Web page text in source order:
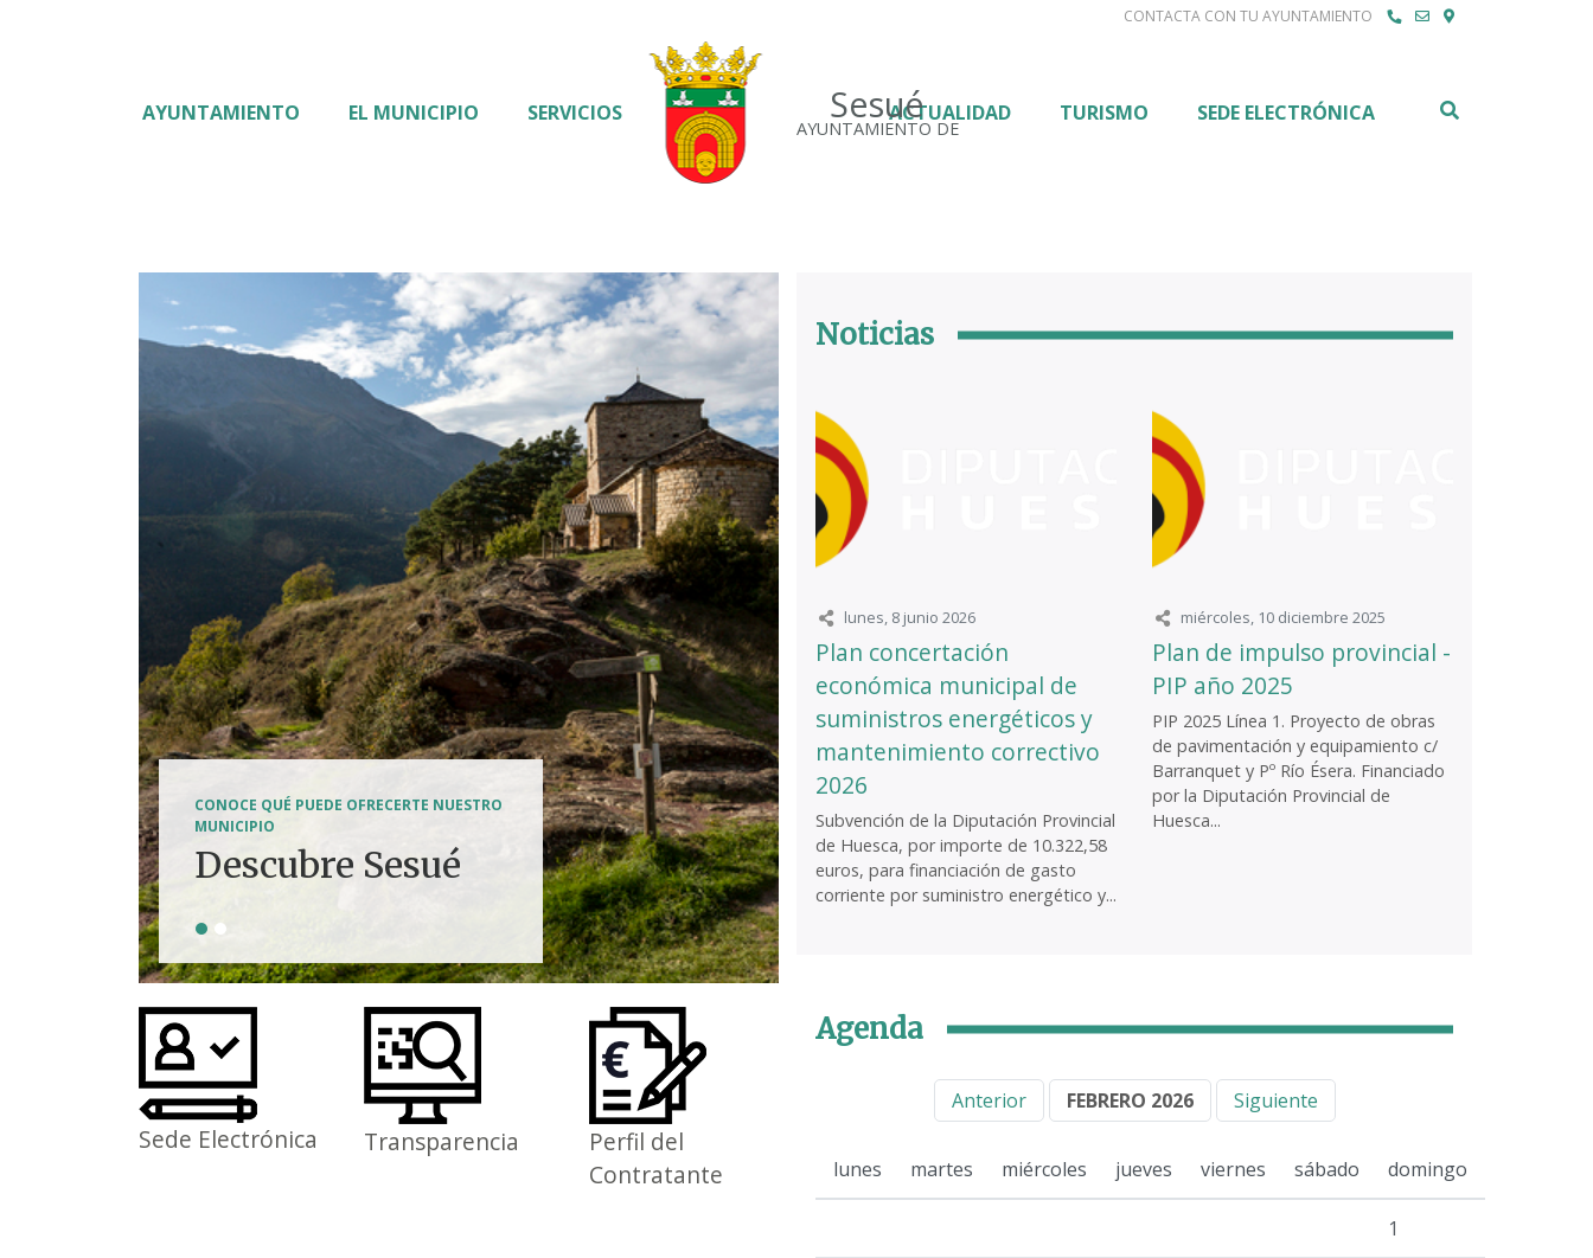
CONTACTA CON TU AYUNTAMIENTO
Sesué
AYUNTAMIENTO DE
AYUNTAMIENTO EL MUNICIPIO SERVICIOS ACTUALIDAD TURISMO SEDE ELECTRÓNICA
CONOCE QUÉ PUEDE OFRECERTE NUESTRO
MUNICIPIO
Descubre Sesué
Tierra de
aventuras
Sede Electrónica Transparencia
Perfil del
Contratante
Noticias
lunes, 8 junio 2026
Plan concertación
económica municipal de
suministros energéticos y
mantenimiento correctivo
2026
Subvención de la Diputación Provincial
de Huesca, por importe de 10.322,58
euros, para financiación de gasto
corriente por suministro energético y...
miércoles, 10 diciembre 2025
Plan de impulso provincial -
PIP año 2025
PIP 2025 Línea 1. Proyecto de obras
de pavimentación y equipamiento c/
Barranquet y Pº Río Ésera. Financiado
por la Diputación Provincial de
Huesca...
Agenda
Anterior FEBRERO 2026 Siguiente
lunes martes miércoles jueves viernes sábado domingo
1